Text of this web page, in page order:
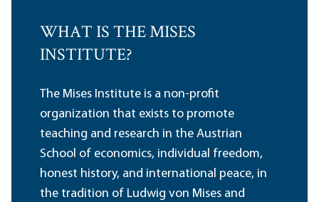
WHAT IS THE MISES
INSTITUTE?
The Mises Institute is a non-profit
organization that exists to promote
teaching and research in the Austrian
School of economics, individual freedom,
honest history, and international peace, in
the tradition of Ludwig von Mises and